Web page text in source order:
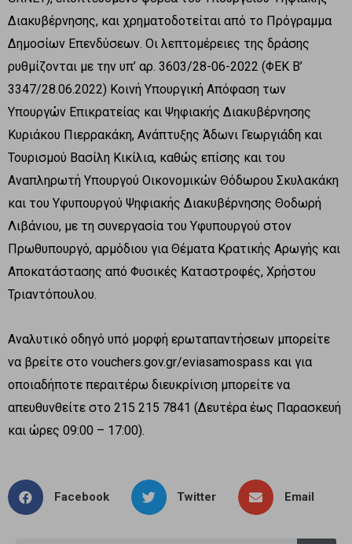
Διακυβέρνησης, και χρηματοδοτείται από το Πρόγραμμα
Δημοσίων Επενδύσεων. Οι λεπτομέρειες της δράσης
ρυθμίζονται με την υπ’ αρ. 3603/28-06-2022 (ΦΕΚ Β’
3347/28.06.2022) Κοινή Υπουργική Απόφαση των
Υπουργών Επικρατείας και Ψηφιακής Διακυβέρνησης
Κυριάκου Πιερρακάκη, Ανάπτυξης Άδωνι Γεωργιάδη και
Τουρισμού Βασίλη Κικίλια, καθώς επίσης και του
Αναπληρωτή Υπουργού Οικονομικών Θόδωρου Σκυλακάκη
και του Υφυπουργού Ψηφιακής Διακυβέρνησης Θοδωρή
Λιβάνιου, με τη συνεργασία του Υφυπουργού στον
Πρωθυπουργό, αρμόδιου για Θέματα Κρατικής Αρωγής και
Αποκατάστασης από Φυσικές Καταστροφές, Χρήστου
Τριαντόπουλου.
Αναλυτικό οδηγό υπό μορφή ερωταπαντήσεων μπορείτε
να βρείτε στο vouchers.gov.gr/eviasamospass και για
οποιαδήποτε περαιτέρω διευκρίνιση μπορείτε να
απευθυνθείτε στο 215 215 7841 (Δευτέρα έως Παρασκευή
και ώρες 09:00 – 17:00).
Facebook Twitter Email